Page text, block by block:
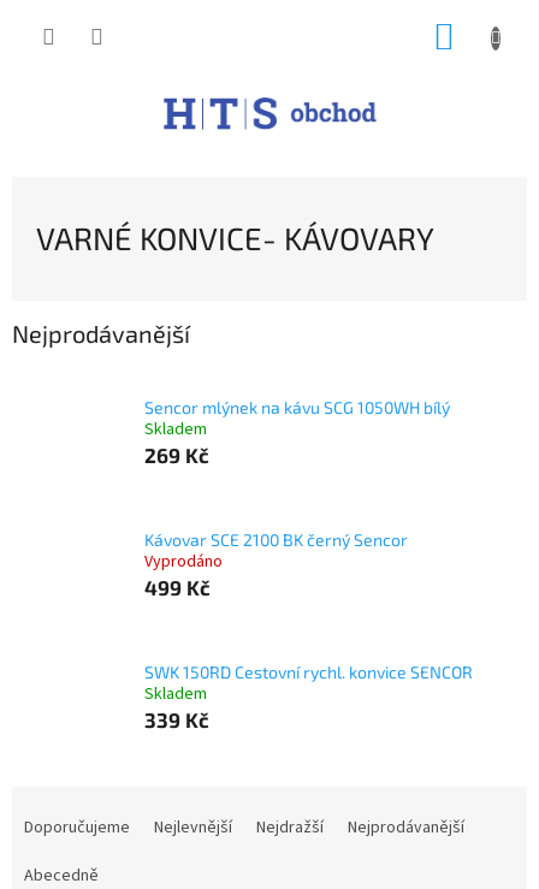
VARNÉ KONVICE- KÁVOVARY
Nejprodávanější
Sencor mlýnek na kávu SCG 1050WH bílý
Skladem
269 Kč
Kávovar SCE 2100 BK černý Sencor
Vyprodáno
499 Kč
SWK 150RD Cestovní rychl. konvice SENCOR
Skladem
339 Kč
Doporučujeme Nejlevnější Nejdražší
Nejprodávanější
Abecedně